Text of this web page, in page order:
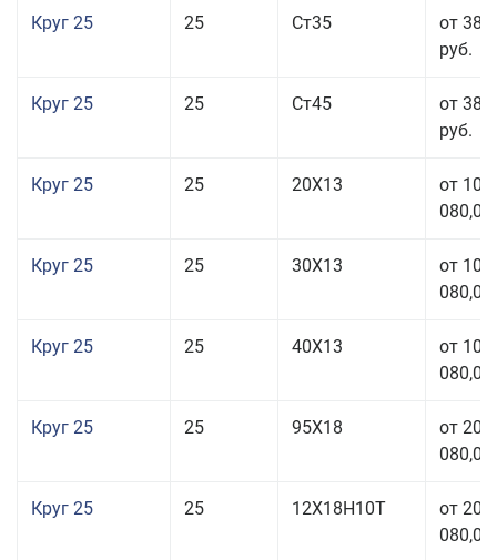
Круг 25 25 Ст35
от 38
руб.
Круг 25 25 Ст45
от 38
руб.
Круг 25 25 20Х13
от 103
080,00
Круг 25 25 30Х13
от 103
080,00
Круг 25 25 40Х13
от 103
080,00
Круг 25 25 95Х18
от 208
080,00
Круг 25 25 12Х18Н10Т
от 208
080,00